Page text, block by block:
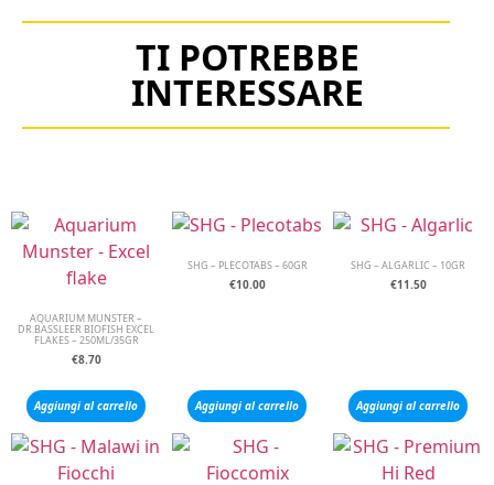
TI POTREBBE
INTERESSARE
AQUARIUM MUNSTER –
DR.BASSLEER BIOFISH EXCEL
FLAKES – 250ML/35GR
€8.70
Aggiungi al carrello
SHG – PLECOTABS – 60GR
€10.00
Aggiungi al carrello
SHG – ALGARLIC – 10GR
€11.50
Aggiungi al carrello